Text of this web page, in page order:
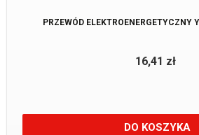
PRZEWÓD ELEKTROENERGETYCZNY
16,41 zł
DO KOSZYKA